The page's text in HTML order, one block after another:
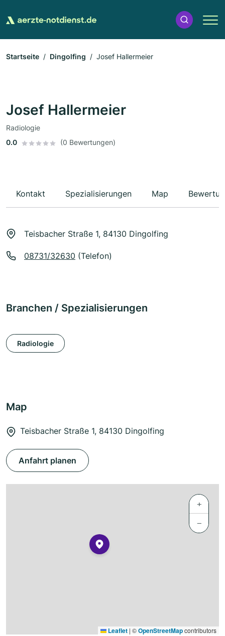
Startseite Dingolfing Josef Hallermeier
Josef Hallermeier
Radiologie
0.0
(0 Bewertungen)
Kontakt Spezialisierungen Map
Teisbacher Straße 1, 84130 Dingolfing
08731/32630 (Telefon)
Branchen / Spezialisierungen
Radiologie
Map
Teisbacher Straße 1, 84130 Dingolfing
Anfahrt planen
+
−
Leaflet | ©OpenStreetMapcontributors